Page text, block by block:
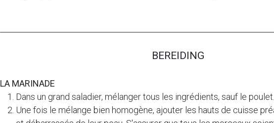
BEREIDING
LA MARINADE
Dans un grand saladier, mélanger tous les ingrédients, sauf le poulet.
Une fois le mélange bien homogène, ajouter les hauts de cuisse